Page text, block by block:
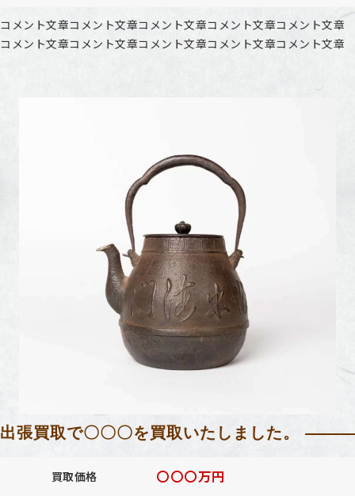
コメント文章コメント文章コメント文章コメント文章コメント文章
コメント文章コメント文章コメント文章コメント文章コメント文章
出張買取で〇〇〇を買取いたしました。
買取価格 〇〇〇万円